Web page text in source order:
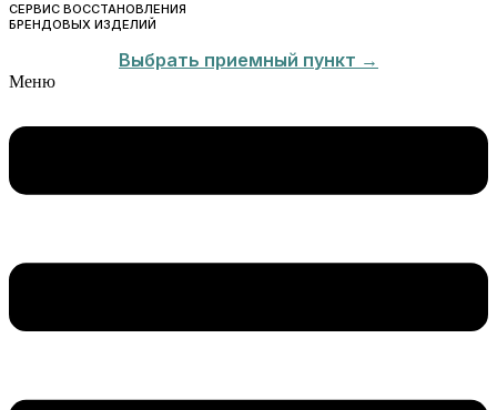
СЕРВИС ВОССТАНОВЛЕНИЯ
БРЕНДОВЫХ ИЗДЕЛИЙ
Выбрать приемный пункт →
Меню